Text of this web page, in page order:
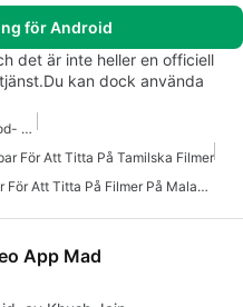
för Android
det är inte heller en officiell
kan dock använda
Appar För Att Ladda Ner Hollywood- Och Bollywood-Filmer
För Att Titta På Tamilska Filmer
Appar För Att Titta På Filmer På Malayalam
App Mad